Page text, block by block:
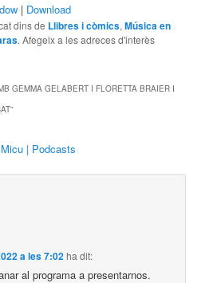
| Download
dins de Llibres i còmics,Música en
. Afegeix a les adreces d'interès
GEMMA GELABERT I FLORETTA BRAIER I
”
| Podcasts
a les 7:02ha dit:
al programa a presentarnos.